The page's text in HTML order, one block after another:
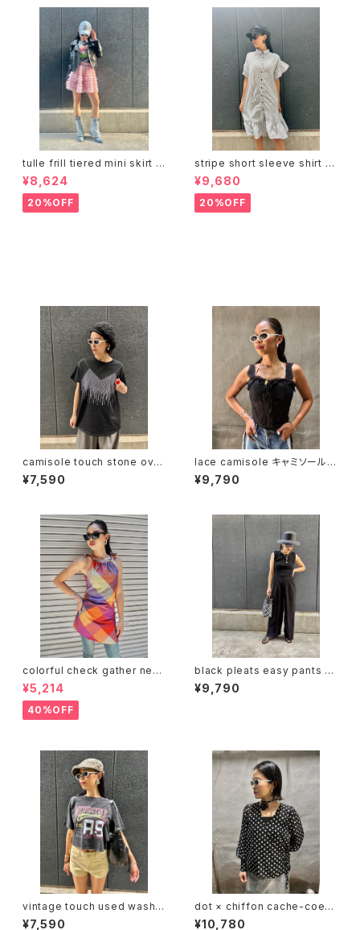
tulle frill tiered mini skirt ス
カート チュール フリル ミニスカ
ート ゴムウエスト インナーショ
ーツ
¥8,624
20%OFF
stripe short sleeve shirt o
ne-piece ワンピース シャツワ
ンピ フリル ストライプ
¥9,680
20%OFF
camisole touch stone over
size design T-shirt トップス
Tシャツ ハピス ストーン キャミ
¥7,590
lace camisole キャミソール
レース カップ付き
¥9,790
colorful check gather neck
design mini one-piece ワ
ンピース ミニワンピ チェック カ
ラフル リボン
¥5,214
40%OFF
black pleats easy pants パ
ンツ プリーツ イージーパンツ
ブラック 黒 ゴムウエスト
¥9,790
vintage touch used wash 8
9 print T-shirt Tシャツ ヴィン
¥7,590
dot × chiffon cache-coeur
V-neck design tops トップス
¥10,780